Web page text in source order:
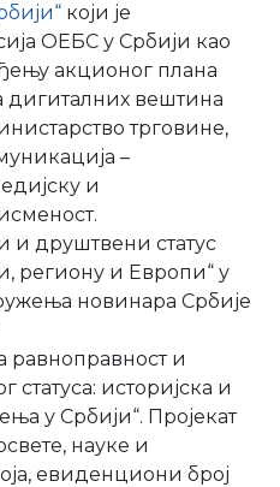
који је
ОЕБС у Србији као
акционог плана
дигиталних вештина
трговине,
–
и
и друштвени статус
региону и Европи“ у
новинара Србије
равноправност и
статуса: историјска и
у Србији“. Пројекат
науке и
евиденциони број